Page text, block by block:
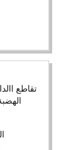
تقاطع